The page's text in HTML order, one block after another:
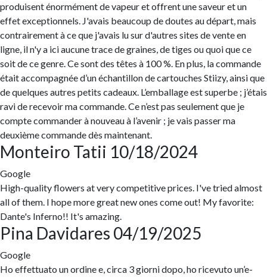
produisent énormément de vapeur et offrent une saveur et un
effet exceptionnels. J'avais beaucoup de doutes au départ, mais
contrairement à ce que j'avais lu sur d'autres sites de vente en
ligne, il n'y a ici aucune trace de graines, de tiges ou quoi que ce
soit de ce genre. Ce sont des têtes à 100 %. En plus, la commande
était accompagnée d’un échantillon de cartouches Stiizy, ainsi que
de quelques autres petits cadeaux. L’emballage est superbe ; j’étais
ravi de recevoir ma commande. Ce n’est pas seulement que je
compte commander à nouveau à l’avenir ; je vais passer ma
deuxième commande dès maintenant.
Monteiro Tatii 10/18/2024
Google
High-quality flowers at very competitive prices. I've tried almost
all of them. I hope more great new ones come out! My favorite:
Dante's Inferno!! It's amazing.
Pina Davidares 04/19/2025
Google
Ho effettuato un ordine e, circa 3 giorni dopo, ho ricevuto un’e-